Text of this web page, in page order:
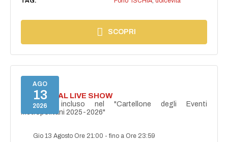
SCOPRI
AGO
13
2026
I PERSONAL LIVE SHOW
Progetto incluso nel "Cartellone degli Eventi
Metropolitani 2025-2026"
Gio 13 Agosto Ore 21:00 -fino a Ore 23:59